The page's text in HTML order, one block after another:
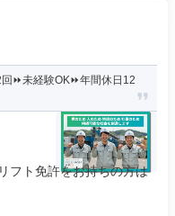
⏩未経験OK⏩年間休日12
フト免許をお持ちの方は